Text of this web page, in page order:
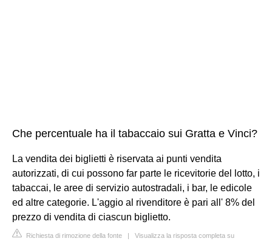
Che percentuale ha il tabaccaio sui Gratta e Vinci?
La vendita dei biglietti è riservata ai punti vendita
autorizzati, di cui possono far parte le ricevitorie del lotto, i
tabaccai, le aree di servizio autostradali, i bar, le edicole
ed altre categorie. L'aggio al rivenditore è pari all' 8% del
prezzo di vendita di ciascun biglietto.
Richiesta di rimozione della fonte | Visualizza la risposta completa su